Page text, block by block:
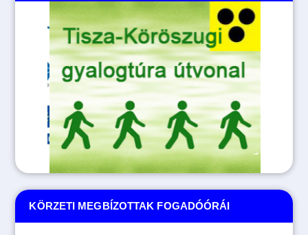
KÖRZETI MEGBÍZOTTAK FOGADÓÓRÁI